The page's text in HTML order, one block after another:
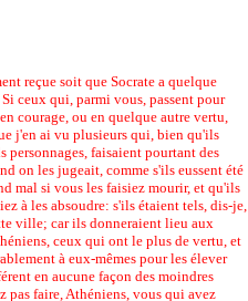
reçue soit que Socrate a quelque
ceux qui, parmi vous, passent pour
courage, ou en quelque autre vertu,
j'en ai vu plusieurs qui, bien qu'ils
personnages, faisaient pourtant des
on les jugeait, comme s'ils eussent été
mal si vous les faisiez mourir, et qu'ils
à les absoudre: s'ils étaient tels, dis-je,
ville; car ils donneraient lieu aux
ceux qui ont le plus de vertu, et
à eux-mêmes pour les élever
en aucune façon des moindres
pas faire, Athéniens, vous qui avez